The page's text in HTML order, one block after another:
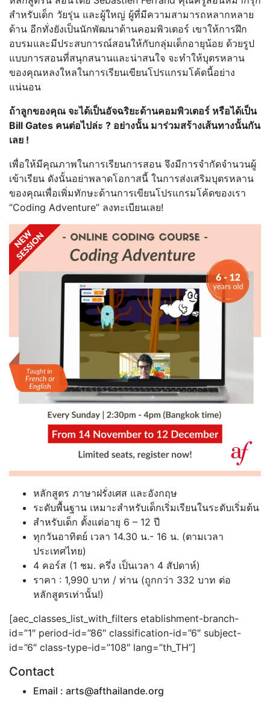
สำหรับเด็ก วัยรุ่น และผู้ใหญ่ ผู้ที่มีความสามารถหลากหลาย
ด้าน อีกทั่งยังเป็นนักพัฒนาด้านคอมพิวเตอร์ เขาให้การฝึก
อบรมและมีประสบการณ์สอนให้กับกลุ่มเด็กอายุน้อย ด้วยรูป
แบบการสอนที่สนุกสนานและน่าสนใจ จะทำให้บุตรหลาน
ของคุณหลงใหลในการเรียนเขียนโปรแกรมโค้ดนี้อย่าง
แน่นอน
ถ้าลูกของคุณ จะได้เป็นอัจฉริยะด้านคอมพิวเตอร์ หรือได้เป็น
Bill Gates คนต่อไปล่ะ ? อย่างนั้น มาร่วมสร้างเส้นทางนั้นกัน
เลย !
เพื่อให้มีคุณภาพในการเรียนการสอน จึงมีการจำกัดจำนวนผู้
เข้าเรียน ดังนั้นอย่าพลาดโอกาสนี้ ในการส่งเสริมบุตรหลาน
ของคุณเพื่อเพิ่มทักษะด้านการเขียนโปรแกรมโค้ดของเรา
“Coding Adventure” ลงทะเบียนเลย!
หลักสูตร ภาษาฝรั่งเศส และอังกฤษ
ระดับพื้นฐาน เหมาะสำหรับเด็กเริ่มเรียนในระดับเริ่มต้น
สำหรับเด็ก ตั้งแต่อายุ 6 – 12 ปี
ทุกวันอาทิตย์ เวลา 14.30 น.- 16 น. (ตามเวลา
ประเทศไทย)
4 คอร์ส (1 ชม. ครึ่ง เป็นเวลา 4 สัปดาห์)
ราคา : 1,990 บาท / ท่าน (ถูกกว่า 332 บาท ต่อ
หลักสูตรเท่านั้น!)
[aec_classes_list_with_filters etablishment-branch-
id=”1″ period-id=”86″ classification-id=”6″ subject-
id=”6″ class-type-id=”108″ lang=”th_TH”]
Contact
Email : arts@afthailande.org